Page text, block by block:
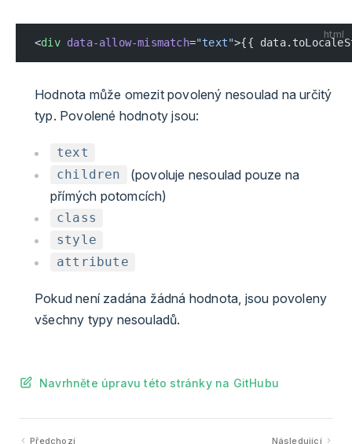
html
<div data-allow-mismatch="text">{{
Hodnota může omezit povolený nesoulad na určitý
typ. Povolené hodnoty jsou:
text
children
(povoluje nesoulad pouze na
přímých potomcích)
class
style
attribute
Pokud není zadána žádná hodnota, jsou povoleny
všechny typy nesouladů.
Navrhněte úpravu této stránky na GitHubu
Předchozí Následující